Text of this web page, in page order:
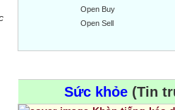
Open Buy
Open Sell
Sức khỏe (Tin